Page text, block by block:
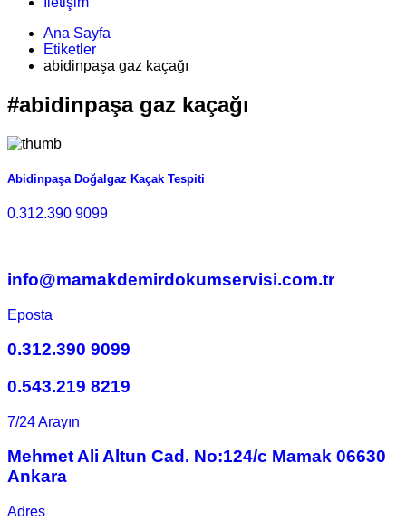
Ana Sayfa
Etiketler
abidinpaşa gaz kaçağı
#abidinpaşa gaz kaçağı
Abidinpaşa Doğalgaz Kaçak Tespiti
0.312.390 9099
info@mamakdemirdokumservisi.com.tr
Eposta
0.312.390 9099
0.543.219 8219
7/24 Arayın
Mehmet Ali Altun Cad. No:124/c Mamak 06630
Ankara
Adres